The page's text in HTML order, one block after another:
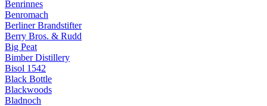
Benrinnes
Benromach
Berliner Brandstifter
Berry Bros. & Rudd
Big Peat
Bimber Distillery
Bisol 1542
Black Bottle
Blackwoods
Bladnoch